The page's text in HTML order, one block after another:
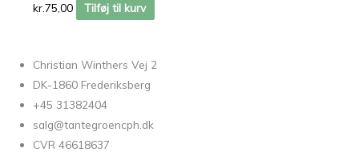
kr.75,00 Tilføj til kurv
Christian Winthers Vej 2
DK-1860 Frederiksberg
+45 31382404
salg@tantegroencph.dk
CVR 46618637